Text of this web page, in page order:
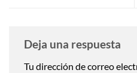
Deja una respuesta
Tu dirección de correo